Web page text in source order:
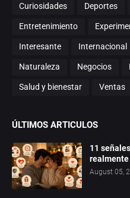
Curiosidades Deportes
Entretenimiento
Interesante Internacional
Naturaleza Negocios
Salud y bienestar Ventas
ÚLTIMOS ARTICULOS
11
realmente
August 05,